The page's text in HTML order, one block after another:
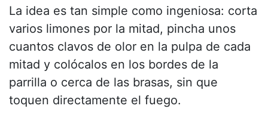
La idea es tan simple como ingeniosa: corta
varios limones por la mitad, pincha unos
cuantos clavos de olor en la pulpa de cada
mitad y colócalos en los bordes de la
parrilla o cerca de las brasas, sin que
toquen directamente el fuego.